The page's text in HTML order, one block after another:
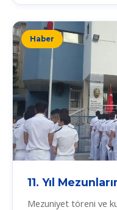
Haber
11. Yıl
Mezuniyet töreni ve